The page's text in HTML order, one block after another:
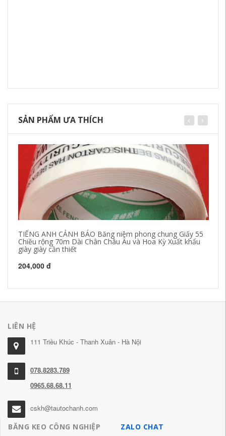
SẢN PHẨM ƯA THÍCH
TIẾNG ANH CẢNH BÁO Băng niêm phong chung Giấy 55
Chiều rộng 70m Dài Chân Châu Âu và Hoa Kỳ Xuất khẩu
giày giày cần thiết
204,000 đ
LIÊN HỆ
111 Triều Khúc - Thanh Xuân - Hà Nội
078.8283.789
0965.68.68.11
cskh@tautochanh.com
BĂNG KEO CÔNG NGHIỆP
ZALO CHAT